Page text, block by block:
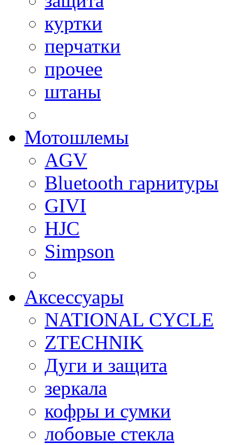
куртки
перчатки
прочее
штаны
Мотошлемы
AGV
Bluetooth гарнитуры
GIVI
HJC
Simpson
Аксессуары
NATIONAL CYCLE
ZTECHNIK
Дуги и защита
зеркала
кофры и сумки
лобовые стекла